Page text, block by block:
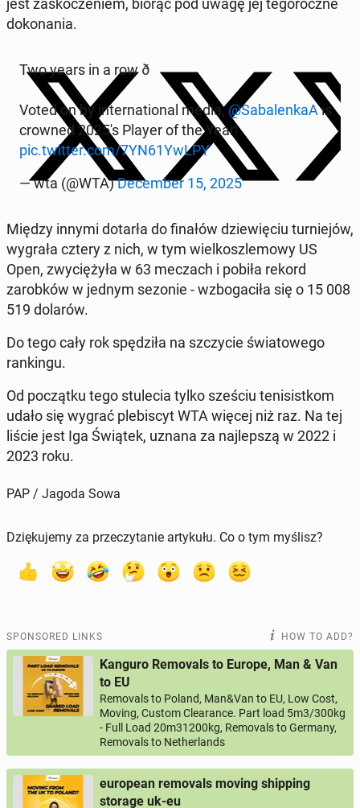
jest za­skocze­niem, biorąc pod uwagę jej tegoroczne
doko­na­nia.
Two years in a row ð
Voted on by in­ter­na­tion­al media,@Sa­balenkaAis
crowned 2025's Player of the Year!
pic.twitter.com/7YN61YwLPY
— wta (@WTA)De­cem­ber 15, 2025
Między innymi dotarła do finałów dziewię­ciu turniejów,
wygrała cztery z nich, w tym wielkos­zle­mowy US
Open, zwyciężyła w 63 meczach i pobiła rekord
zarobków w jednym sezonie - wzbo­gaciła się o 15 008
519 dolarów.
Do tego cały rok spędz­iła na szczy­cie świa­towego
rankingu.
Od początku tego stule­cia tylko sześciu teni­sistkom
udało się wygrać plebis­cyt WTA więcej niż raz. Na tej
liście jest Iga Świątek, uznana za na­jlep­szą w 2022 i
2023 roku.
PAP / Jagoda Sowa
Dziękujemy za przeczytanie artykułu. Co o tym myślisz?
SPONSORED LINKS HOW TO ADD?
Kanguro Removals to Europe, Man & Van
to EU
Removals to Poland, Man&Van to EU, Low Cost,
Moving, Custom Clearance. Part load 5m3/300kg
- Full Load 20m31200kg, Removals to Germany,
Removals to Netherlands
european removals moving shipping
storage uk-eu